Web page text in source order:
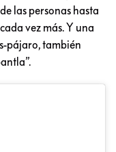
las personas hasta
vez más. Y una
pájaro, también